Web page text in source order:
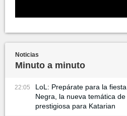
Noticias
Minuto a minuto
22:05
LoL: Prepárate para la
Negra, la nueva temática
prestigiosa para Katarian